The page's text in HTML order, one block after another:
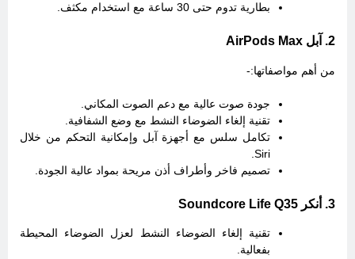
بطارية تدوم حتى 30 ساعة مع استخدام مكثف.
2. آبل AirPods Max
من أهم مواصفاتها:-
جودة صوت عالية مع دعم الصوت المكاني.
تقنية إلغاء الضوضاء النشط مع وضع الشفافية.
تكامل سلس مع أجهزة آبل وإمكانية التحكم من خلال
Siri.
تصميم فاخر وأطراف أذن مريحة بمواد عالية الجودة.
3. أنكر Soundcore Life Q35
تقنية إلغاء الضوضاء النشط لعزل الضوضاء المحيطة
بفعالية.